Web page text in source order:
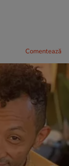
Comentează